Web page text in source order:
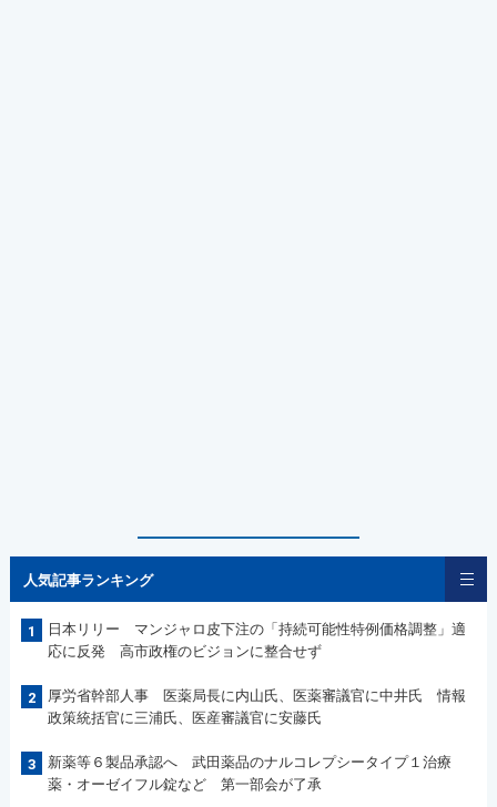
人気記事ランキング
1
日本リリー マンジャロ皮下注の「持続可能性特例価格調整」適
応に反発 高市政権のビジョンに整合せず
2
厚労省幹部人事 医薬局長に内山氏、医薬審議官に中井氏 情報
政策統括官に三浦氏、医産審議官に安藤氏
3
新薬等６製品承認へ 武田薬品のナルコレプシータイプ１治療
薬・オーゼイフル錠など 第一部会が了承